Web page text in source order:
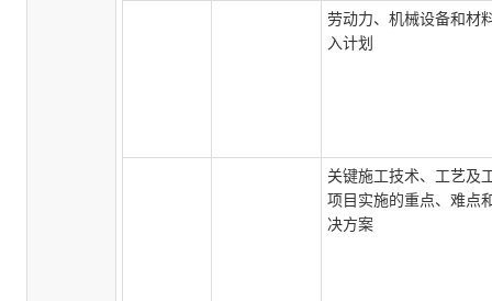
劳动力、机械设备和材
入计划
关键施工技术、工艺及
项目实施的重点、难点
决方案